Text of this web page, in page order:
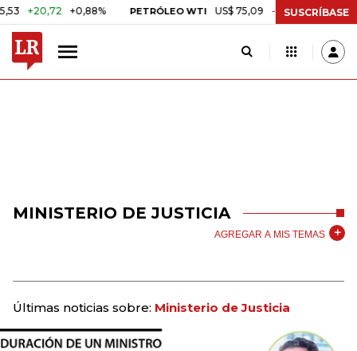
+0,88% PETRÓLEO WTI US$ 75,09 -US$ 0,24 -0,32%
SUSCRÍBASE
MINISTERIO DE JUSTICIA
AGREGAR A MIS TEMAS
Últimas noticias sobre: Ministerio de Justicia